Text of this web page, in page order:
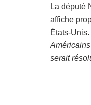
La député
affiche
États-
serait